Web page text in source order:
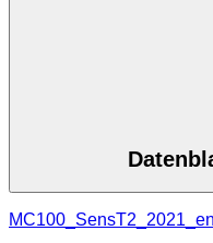
MC100_SensT2_2021_en